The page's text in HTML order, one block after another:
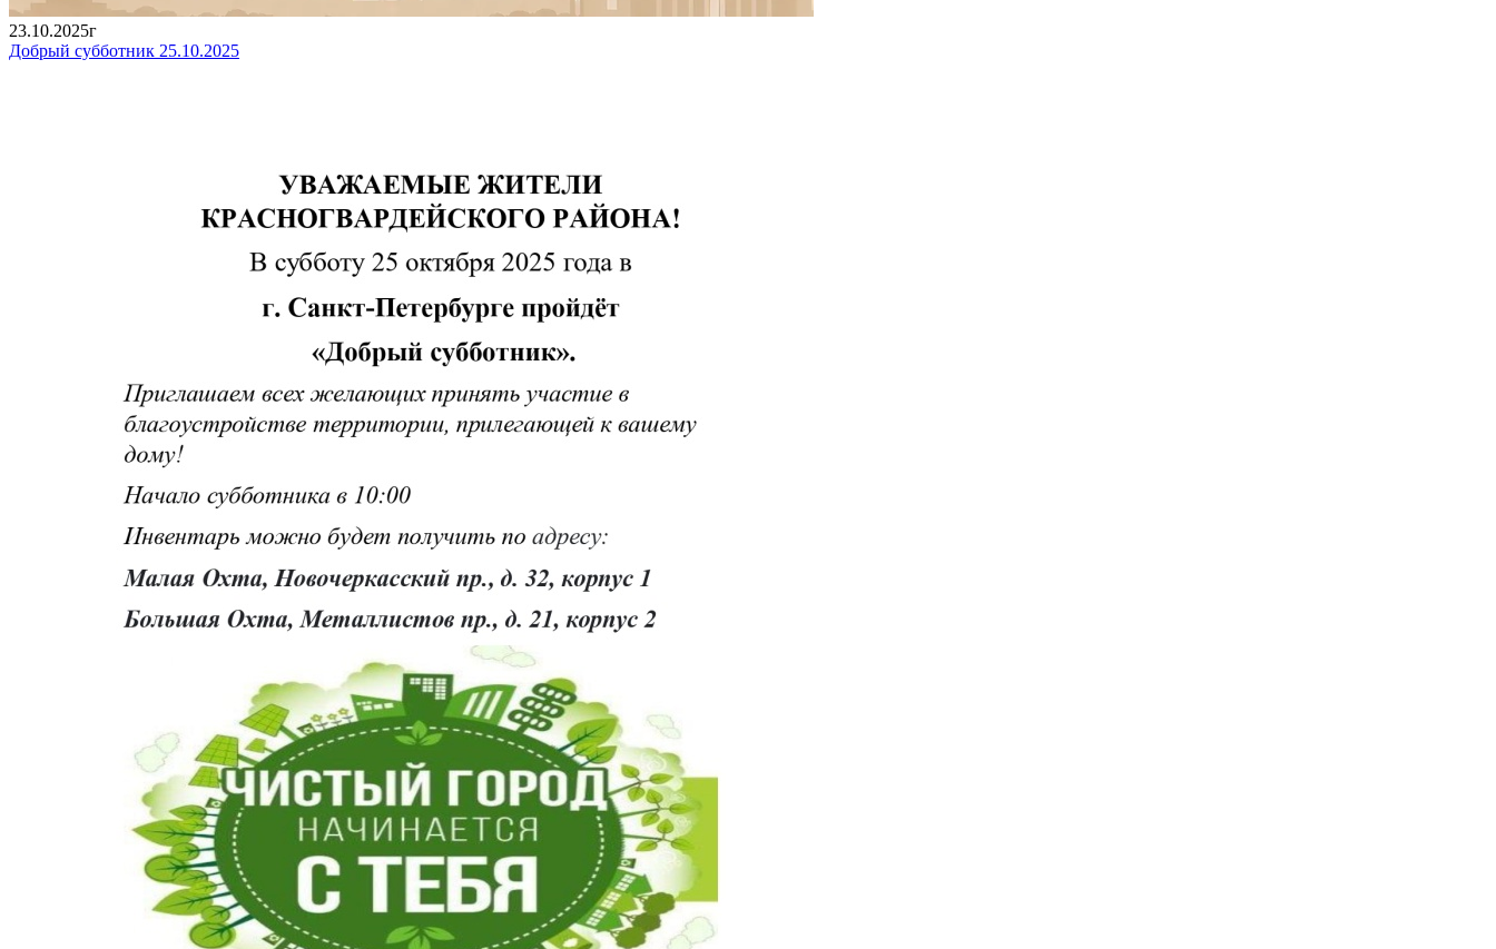
23.10.2025г
Добрый субботник 25.10.2025